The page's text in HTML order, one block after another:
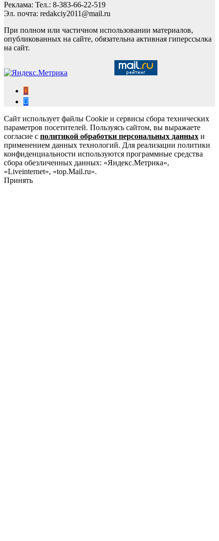
Реклама: Тел.: 8-383-66-22-519
Эл. почта: redakciy2011@mail.ru
При полном или частичном использовании материалов,
опубликованных на сайте, обязательна активная гиперссылка
на сайт.
Сайт использует файлы Cookie и сервисы сбора технических
параметров посетителей. Пользуясь сайтом, вы выражаете
согласие с политикой обработки персональных данных и
применением данных технологий. Для реализации политики
конфиденциальности используются программные средства
сбора обезличенных данных: «Яндекс.Метрика»,
«Liveinternet», «top.Mail.ru».
Принять